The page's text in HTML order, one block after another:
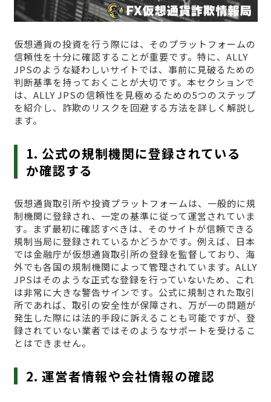
仮想通貨の投資を行う際には、そのプラットフォームの
信頼性を十分に確認することが重要です。特に、ALLY
JPSのような疑わしいサイトでは、事前に見破るための
判断基準を持っておくことが大切です。本セクションで
は、ALLY JPSの信頼性を見極めるための5つのステップ
を紹介し、詐欺のリスクを回避する方法を詳しく解説し
ます。
1. 公式の規制機関に登録されている
か確認する
仮想通貨取引所や投資プラットフォームは、一般的に規
制機関に登録され、一定の基準に従って運営されていま
す。まず最初に確認すべきは、そのサイトが信頼できる
規制当局に登録されているかどうかです。例えば、日本
では金融庁が仮想通貨取引所の登録を監督しており、海
外でも各国の規制機関によって管理されています。ALLY
JPSはそのような正式な登録を行っていないため、これ
は非常に大きな警告サインです。公式に規制された取引
所であれば、取引の安全性が保障され、万が一の問題が
発生した際には法的手段に訴えることも可能ですが、登
録されていない業者ではそのようなサポートを受けるこ
とはできません。
2. 運営者情報や会社情報の確認